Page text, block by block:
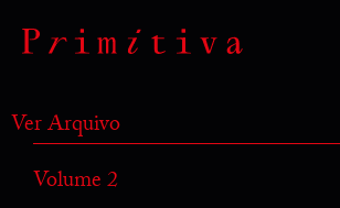
Ver Arquivo
Volume 2